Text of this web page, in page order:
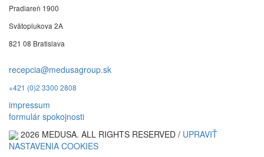
Pradiareň 1900
Svätoplukova 2A
821 08 Bratislava
recepcia@medusagroup.sk
+421 (0)2 3300 2808
impressum
formulár spokojnosti
2026 MEDUSA. ALL RIGHTS RESERVED / UPRAVIŤ
NASTAVENIA COOKIES